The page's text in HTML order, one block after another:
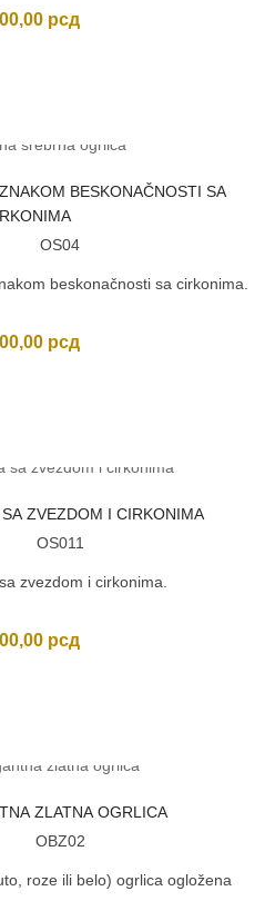
рсд
BESKONAČNOSTI SA
OS04
beskonačnosti sa cirkonima.
рсд
ZVEZDOM I CIRKONIMA
OS011
zvezdom i cirkonima.
рсд
ZLATNA OGRLICA
OBZ02
roze ili belo) ogrlica ogložena